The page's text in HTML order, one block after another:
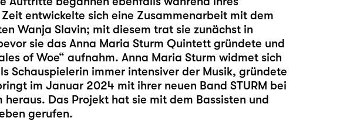
entwickelte sich eine Zusammenarbeit mit dem
Wanja Slavin; mit diesem trat sie zunächst in
sie das Anna Maria Sturm Quintett gründete und
of Woe“ aufnahm. Anna Maria Sturm widmet sich
Schauspielerin immer intensiver der Musik, gründete
im Januar 2024 mit ihrer neuen Band STURM bei
heraus. Das Projekt hat sie mit dem Bassisten und
gerufen.